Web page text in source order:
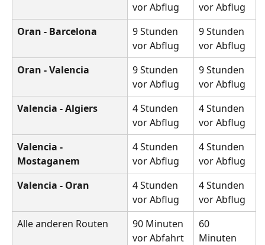
vor Abflug
vor Abflug
Oran - Barcelona
9 Stunden
vor Abflug
9 Stunden
vor Abflug
Oran - Valencia
9 Stunden
vor Abflug
9 Stunden
vor Abflug
Valencia - Algiers
4 Stunden
vor Abflug
4 Stunden
vor Abflug
Valencia -
Mostaganem
4 Stunden
vor Abflug
4 Stunden
vor Abflug
Valencia - Oran
4 Stunden
vor Abflug
4 Stunden
vor Abflug
Alle anderen Routen
90 Minuten
vor Abfahrt
60
Minuten